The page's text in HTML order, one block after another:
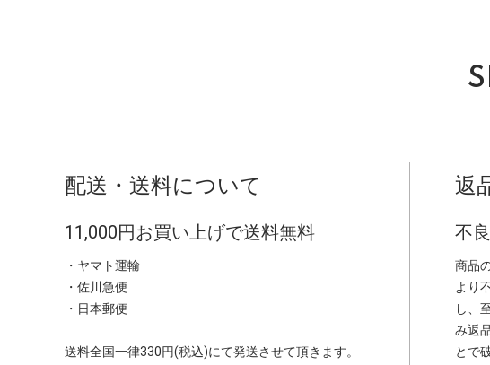
配送・送料について
11,000円お買い上げで送料無料
・ヤマト運輸
・佐川急便
・日本郵便
送料全国一律330円(税込)にて発送させて頂きます。
返
不
商品
より
し、
み返
とで